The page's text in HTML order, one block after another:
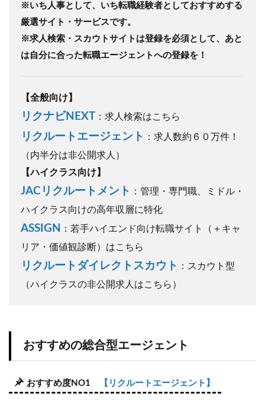
※いち人事として、いち転職経験者としておすすめする
厳選サイト・サービスです。
※求人検索・スカウトサイトは登録を必須として、あと
は自分に合った転職エージェントへの登録を！
【全般向け】
リクナビNEXT ：求人検索はこちら
リクルートエージェント
：求人数約６０万件！
（内半分は非公開求人）
【ハイクラス向け】
JACリクルートメント
：管理・専門職、ミドル・
ハイクラス向けの高年収層に特化
ASSIGN
：若手ハイエンド向け転職サイト（＋キャ
リア・価値観診断）はこちら
リクルートダイレクトスカウト
：スカウト型
（ハイクラスの非公開求人はこちら）
おすすめの総合型エージェント
おすすめ度NO1 【リクルートエージェント】